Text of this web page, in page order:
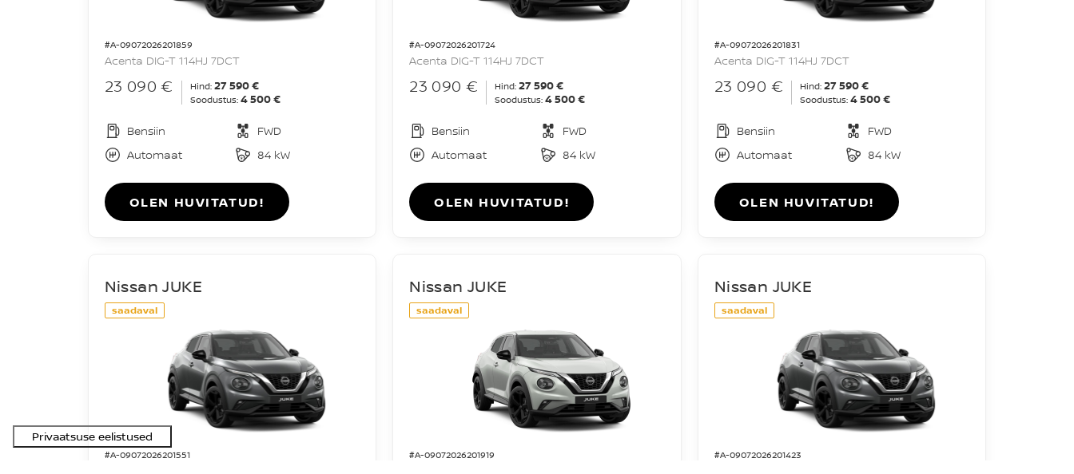
#A-09072026201859
Acenta DIG-T 114HJ 7DCT
23 090 € Hind: 27 590 €
Soodustus: 4 500 €
Bensiin
FWD
Automaat
84 kW
OLEN HUVITATUD!
#A-09072026201724
Acenta DIG-T 114HJ 7DCT
23 090 € Hind: 27 590 €
Soodustus: 4 500 €
Bensiin
FWD
Automaat
84 kW
OLEN HUVITATUD!
#A-09072026201831
Acenta DIG-T 114HJ 7DCT
23 090 € Hind: 27 590 €
Soodustus: 4 500 €
Bensiin
FWD
Automaat
84 kW
OLEN HUVITATUD!
saadaval
#A-09072026201551
Nissan JUKE
saadaval
#A-09072026201919
Nissan JUKE
saadaval
#A-09072026201423
Nissan JUKE